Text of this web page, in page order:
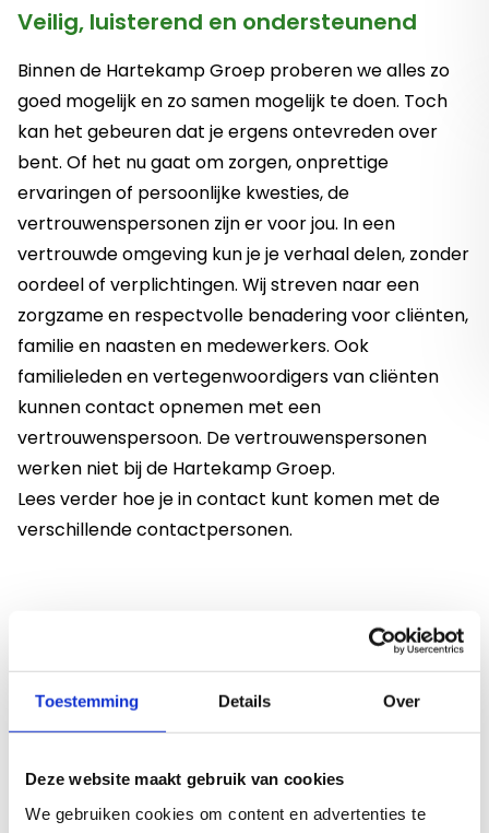
Toestemming Details Over
Deze website maakt gebruik van cookies
We gebruiken cookies om content en advertenties te
Veilig, luisterend en ondersteunend
Binnen de Hartekamp Groep proberen we alles zo
goed mogelijk en zo samen mogelijk te doen. Toch
kan het gebeuren dat je ergens ontevreden over
bent. Of het nu gaat om zorgen, onprettige
ervaringen of persoonlijke kwesties, de
vertrouwenspersonen zijn er voor jou. In een
vertrouwde omgeving kun je je verhaal delen, zonder
oordeel of verplichtingen. Wij streven naar een
zorgzame en respectvolle benadering voor cliënten,
familie en naasten en medewerkers. Ook
familieleden en vertegenwoordigers van cliënten
kunnen contact opnemen met een
vertrouwenspersoon. De vertrouwenspersonen
werken niet bij de Hartekamp Groep.
Lees verder hoe je in contact kunt komen met de
verschillende contactpersonen.
Vertrouwenspersoon vrijwillige zorg
Cliëntvertrouwenspersoon onvrijwillige zorg
regio Haarlem